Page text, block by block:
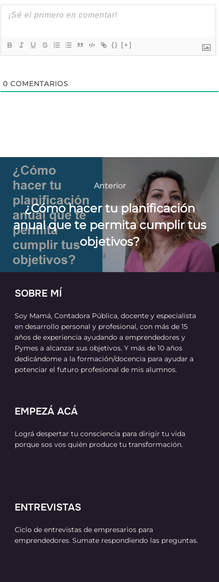
{} [+]
0 COMENTARIOS
Navegación
de
entradas
Anterior
Anterior
¿Cómo hacer tu planificación
anual que te permita cumplir tus
objetivos?
SOBRE MÍ
Soy Mamá, Contadora Pública, docente y especialista
en desarrollo personal y profesional, con más de 15
años de experiencia ayudando a emprendedores y
Pymes a alcanzar sus objetivos. Y más de 10 años
dedicándome a la formación/docencia para ayudar a
potenciar el futuro profesional de mis alumnos.
EMPEZÁ ACÁ
Lográ despertar tu consciencia para dirigir tu vida
porque sos vos quién produce tu transformación.
ENTREVISTAS
Ciclo de entrevistas de empresarios para
emprendedores. Sumate respondiendo las preguntas.